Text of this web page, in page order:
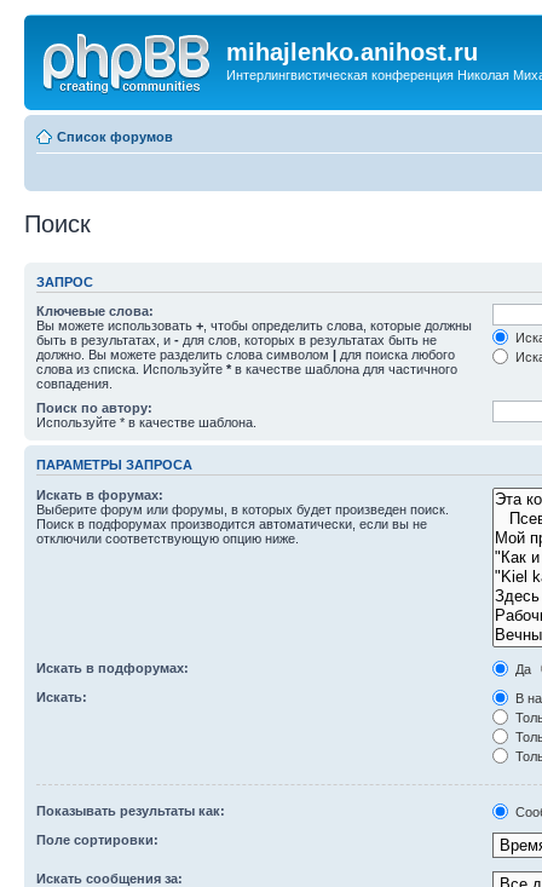
mihajlenko.anihost.ru
Интерлингвистическая конференция Николая
Список форумов
Поиск
ЗАПРОС
Ключевые слова:
Вы можете использовать + , чтобы определить слова, которые должны
быть в результатах, и - для слов, которых в результатах быть не
должно. Вы можете разделить слова символом | для поиска любого
слова из списка. Используйте * в качестве шаблона для частичного
совпадения.
Поиск по автору:
Используйте * в качестве шаблона.
ПАРАМЕТРЫ ЗАПРОСА
Искать в форумах:
Выберите форум или форумы, в которых будет произведен поиск.
Поиск в подфорумах производится автоматически, если вы не
отключили соответствующую опцию ниже.
Искать в подфорумах:
Да
Искать:
В
Показывать результаты как:
Поле сортировки:
Искать сообщения за: